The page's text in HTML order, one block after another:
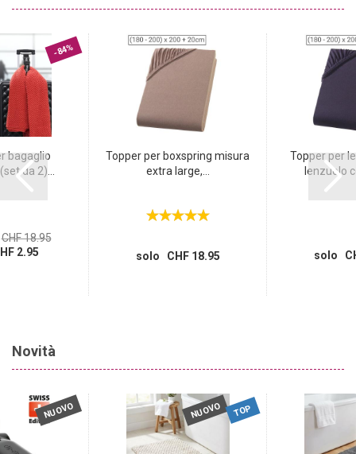
-84%
bagaglio
da 2)...
CHF 18.95
2.95
Topper per boxspring misura
extra large,...
solo CHF 18.95
Topper per
lenzuolo
solo
Novità
NUOVO NUOVO TOP